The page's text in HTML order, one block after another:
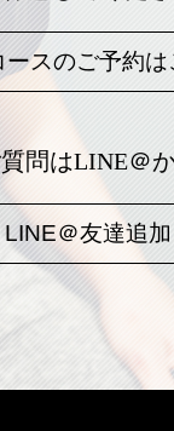
ースのご予約は
問はLINE＠
LINE＠友達追加